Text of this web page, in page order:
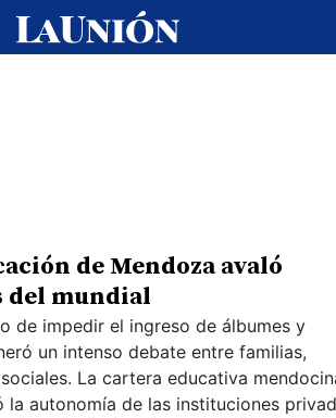
de Mendoza avaló
mundial
de impedir el ingreso de álbumes y
un intenso debate entre familias,
La cartera educativa
autonomía de las instituciones